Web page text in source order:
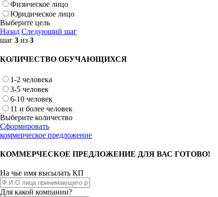
Физическое лицо
Юридическое лицо
Выберите цель
Назад Следующий шаг
шаг 3 из 3
КОЛИЧЕСТВО ОБУЧАЮЩИХСЯ
1-2 человека
3-5 человек
6-10 человек
11 и более человек
Выберите количество
Сформировать
коммерческое предложение
КОММЕРЧЕСКОЕ ПРЕДЛОЖЕНИЕ ДЛЯ ВАС ГОТОВО!
На чье имя высылать КП
Для какой компании?